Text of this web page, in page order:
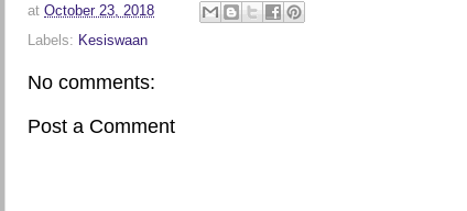
at October 23, 2018
Labels: Kesiswaan
No comments:
Post a Comment